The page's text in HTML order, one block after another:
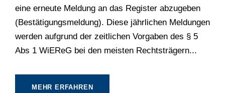
eine erneute Meldung an das Register abzugeben
(Bestätigungsmeldung). Diese jährlichen Meldungen
werden aufgrund der zeitlichen Vorgaben des § 5
Abs 1 WiEReG bei den meisten Rechtsträgern...
MEHR ERFAHREN